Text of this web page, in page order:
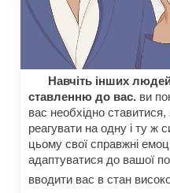
Навчіть інших
ставленню до вас. ви
вас необхідно
реагувати на одну і ту ж
цьому свої справжні
адаптуватися до вашої
вводити вас в стан